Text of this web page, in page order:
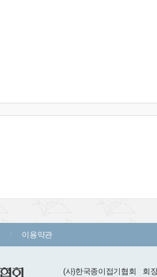
이용약관
(사)한국종이접기협회 회